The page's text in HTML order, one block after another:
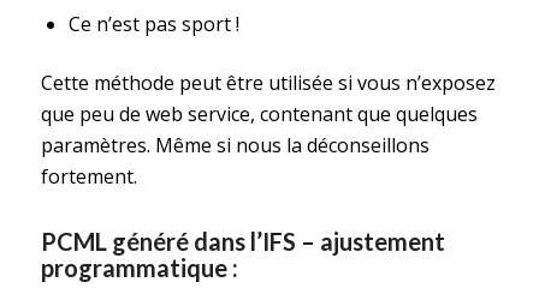
Ce n’est pas sport !
Cette méthode peut être utilisée si vous n’exposez
que peu de web service, contenant que quelques
paramètres. Même si nous la déconseillons
fortement.
PCML généré dans l’IFS – ajustement
programmatique :